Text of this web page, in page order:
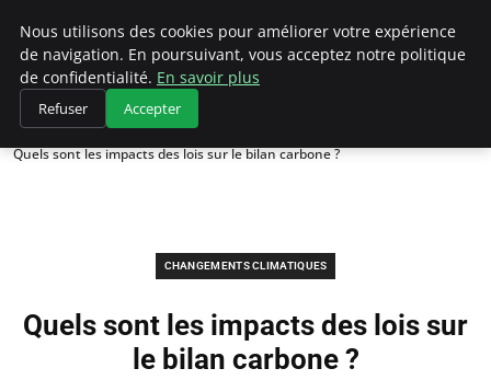
Climategatecountryclub.com
Accueil
Changements climatiques
Quels sont les impacts des lois sur le bilan carbone ?
CHANGEMENTS CLIMATIQUES
Quels sont les impacts des lois sur
le bilan carbone ?
Nous utilisons des cookies pour améliorer votre expérience
de navigation. En poursuivant, vous acceptez notre politique
de confidentialité. En savoir plus
Refuser Accepter